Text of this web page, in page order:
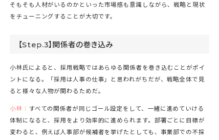
そもそも人材がいるのかといった市場感も意識しながら、戦略と現状
をチューニングすることが大切です。
【Step.3】関係者の巻き込み
小林氏によると、採用戦略ではあらゆる関係者を巻き込むことがポイ
ントになる。「採用は人事の仕事」と思われがちだが、戦略全体で見
ると様々な人物が関わるためだ。
小林： すべての関係者が同じゴール設定をして、一緒に進めていける
体制になると、採用をより効率的に進められます。部署ごとに目標が
変わると、例えば人事部が候補者を挙げたとしても、事業部での不採